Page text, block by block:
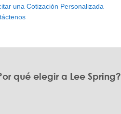
una Cotización Personalizada
qué elegir a Lee Spring?